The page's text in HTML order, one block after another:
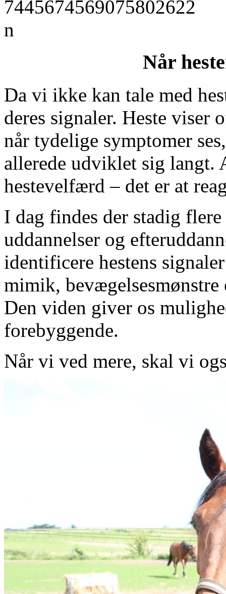
Når
Da vi ikke kan tale med
deres signaler. Heste viser
når tydelige symptomer
allerede udviklet sig langt.
hestevelfærd – det er at
I dag findes der stadig
uddannelser og
identificere hestens
mimik,
Den viden giver os
forebyggende.
Når vi ved mere, skal vi